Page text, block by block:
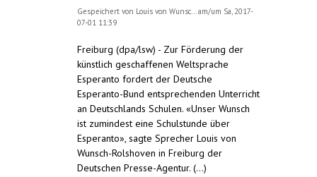
Gespeichert von Louis von Wunsc...am/um Sa, 2017-
07-01 11:39
Freiburg (dpa/lsw) - Zur Förderung der
künstlich geschaffenen Weltsprache
Esperanto fordert der Deutsche
Esperanto-Bund entsprechenden Unterricht
an Deutschlands Schulen. «Unser Wunsch
ist zumindest eine Schulstunde über
Esperanto», sagte Sprecher Louis von
Wunsch-Rolshoven in Freiburg der
Deutschen Presse-Agentur. (...)